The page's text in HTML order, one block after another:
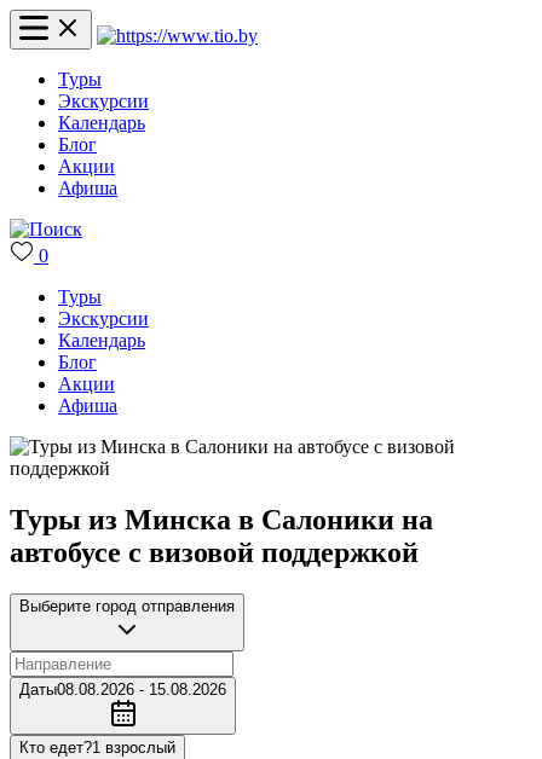
Туры
Экскурсии
Календарь
Блог
Акции
Афиша
0
Туры
Экскурсии
Календарь
Блог
Акции
Афиша
Туры из Минска в Салоники на
автобусе с визовой поддержкой
Выберите город отправления
Даты08.08.2026 - 15.08.2026
Кто едет?1 взрослый